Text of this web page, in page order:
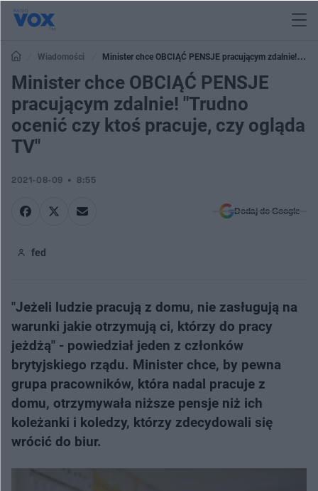
Wiadomości
Minister chce OBCIĄĆ PENSJE pracującym zdalnie!
"Trudno ocenić czy ktoś pracuje, czy ogląda TV"
Minister chce OBCIĄĆ PENSJE
pracującym zdalnie! "Trudno
ocenić czy ktoś pracuje, czy ogląda
TV"
2021-08-09 8:55
Dodaj do Google
fed
"Jeżeli ludzie pracują z domu, nie zasługują na
warunki jakie otrzymują ci, którzy do pracy
jeżdżą" - powiedział jeden z członków
brytyjskiego rządu. Minister chce, by pewna
grupa pracowników, która nadal pracuje z
domu, otrzymywała niższe pensje niż ich
koleżanki i koledzy, którzy zdecydowali się
wrócić do biur.